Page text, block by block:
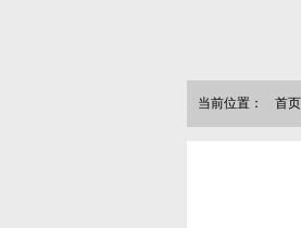
当前位置： 首页